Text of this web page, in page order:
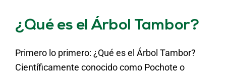
¿Qué es el Árbol Tambor?
Primero lo primero: ¿Qué es el Árbol Tambor?
Científicamente conocido como Pochote o